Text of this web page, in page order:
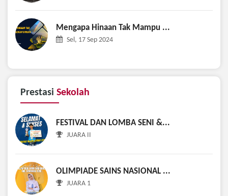
Mengapa Hinaan Tak Mampu ...
Sel, 17 Sep 2024
Prestasi Sekolah
FESTIVAL DAN LOMBA SENI &...
JUARA II
OLIMPIADE SAINS NASIONAL ...
JUARA 1